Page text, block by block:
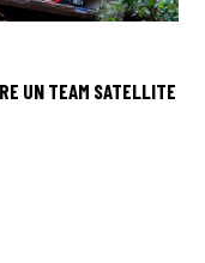
UN TEAM SATELLITE